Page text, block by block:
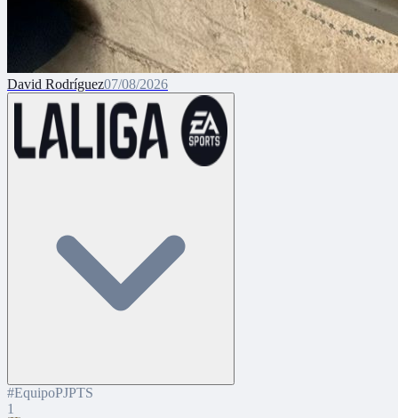
David Rodríguez07/08/2026
#EquipoPJPTS
1